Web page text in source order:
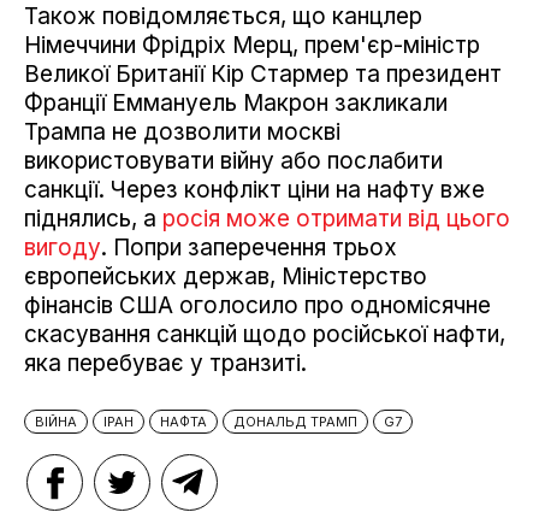
Також повідомляється, що канцлер
Німеччини Фрідріх Мерц, прем'єр-міністр
Великої Британії Кір Стармер та президент
Франції Еммануель Макрон закликали
Трампа не дозволити москві
використовувати війну або послабити
санкції. Через конфлікт ціни на нафту вже
піднялись, а росія може отримати від цього
вигоду. Попри заперечення трьох
європейських держав, Міністерство
фінансів США оголосило про одномісячне
скасування санкцій щодо російської нафти,
яка перебуває у транзиті.
ВІЙНА ІРАН НАФТА ДОНАЛЬД ТРАМП G7